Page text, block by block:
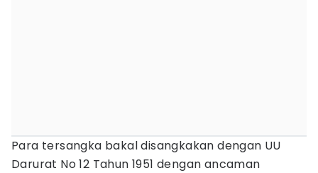
Para tersangka bakal disangkakan dengan UU
Darurat No 12 Tahun 1951 dengan ancaman